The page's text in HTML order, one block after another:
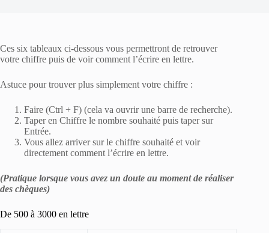
Ces six tableaux ci-dessous vous permettront de retrouver
votre chiffre puis de voir comment l’écrire en lettre.
Astuce pour trouver plus simplement votre chiffre :
Faire (Ctrl + F) (cela va ouvrir une barre de recherche).
Taper en Chiffre le nombre souhaité puis taper sur
Entrée.
Vous allez arriver sur le chiffre souhaité et voir
directement comment l’écrire en lettre.
(Pratique lorsque vous avez un doute au moment de réaliser
des chèques)
De 500 à 3000 en lettre